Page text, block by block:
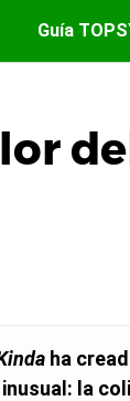
Guía
ha
la